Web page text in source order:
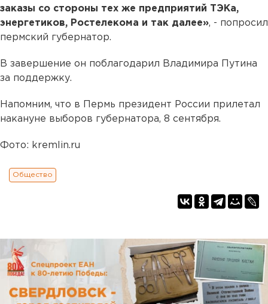
заказы со стороны тех же предприятий ТЭКа,
энергетиков, Ростелекома и так далее», - попросил
пермский губернатор.
В завершение он поблагодарил Владимира Путина
за поддержку.
Напомним, что в Пермь президент России прилетал
накануне выборов губернатора, 8 сентября.
Фото: kremlin.ru
Общество